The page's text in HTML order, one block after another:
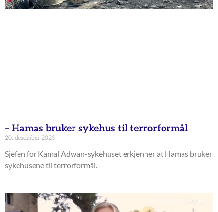
– Hamas bruker sykehus til terrorformål
20. desember 2023
Sjefen for Kamal Adwan-sykehuset erkjenner at Hamas bruker
sykehusene til terrorformål.